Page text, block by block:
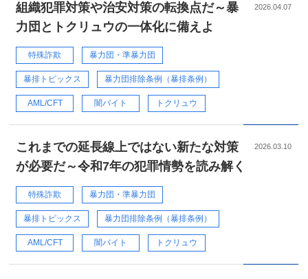
組織犯罪対策や治安対策の転換点だ～暴
力団とトクリュウの一体化に備えよ
特殊詐欺 暴力団・準暴力団
暴排トピックス 暴力団排除条例（暴排条例）
AML/CFT 闇バイト トクリュウ
2026.04.07
これまでの延長線上ではない新たな対策
が必要だ～令和7年の犯罪情勢を読み解く
特殊詐欺 暴力団・準暴力団
暴排トピックス 暴力団排除条例（暴排条例）
AML/CFT 闇バイト トクリュウ
2026.03.10